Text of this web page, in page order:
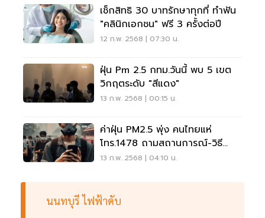
เช็กสิทธิ 30 บาทรักษาทุกที่ ทำฟัน
"คลินิกเอกชน" ฟรี 3 ครั้งต่อปี
12 ก.พ. 2568 | 07:30 น.
ฝุ่น Pm 2.5 กทม.วันนี้ พบ 5 เขต
วิกฤตระดับ "สีแดง"
13 ก.พ. 2568 | 00:15 น.
ค่าฝุ่น PM2.5 พุ่ง คนไทยแห่
โทร.1478 ถามสถานการณ์-วิธี
ป้องกัน
13 ก.พ. 2568 | 04:10 น.
นนทบุรี ไฟฟ้าดับ